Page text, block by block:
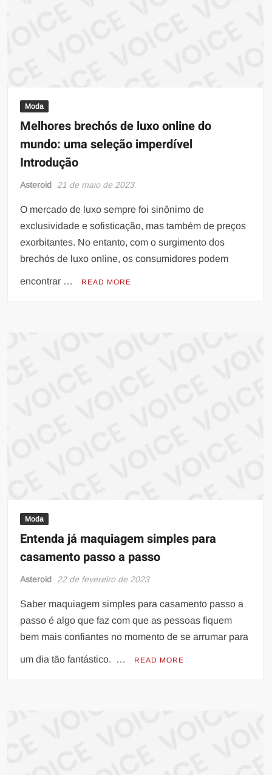
Moda
Melhores brechós de luxo online do
mundo: uma seleção imperdível
Introdução
Asteroid 21 de maio de 2023
O mercado de luxo sempre foi sinônimo de
exclusividade e sofisticação, mas também de preços
exorbitantes. No entanto, com o surgimento dos
brechós de luxo online, os consumidores podem
encontrar … READ MORE
Moda
Entenda já maquiagem simples para
casamento passo a passo
Asteroid 22 de fevereiro de 2023
Saber maquiagem simples para casamento passo a
passo é algo que faz com que as pessoas fiquem
bem mais confiantes no momento de se arrumar para
um dia tão fantástico. … READ MORE